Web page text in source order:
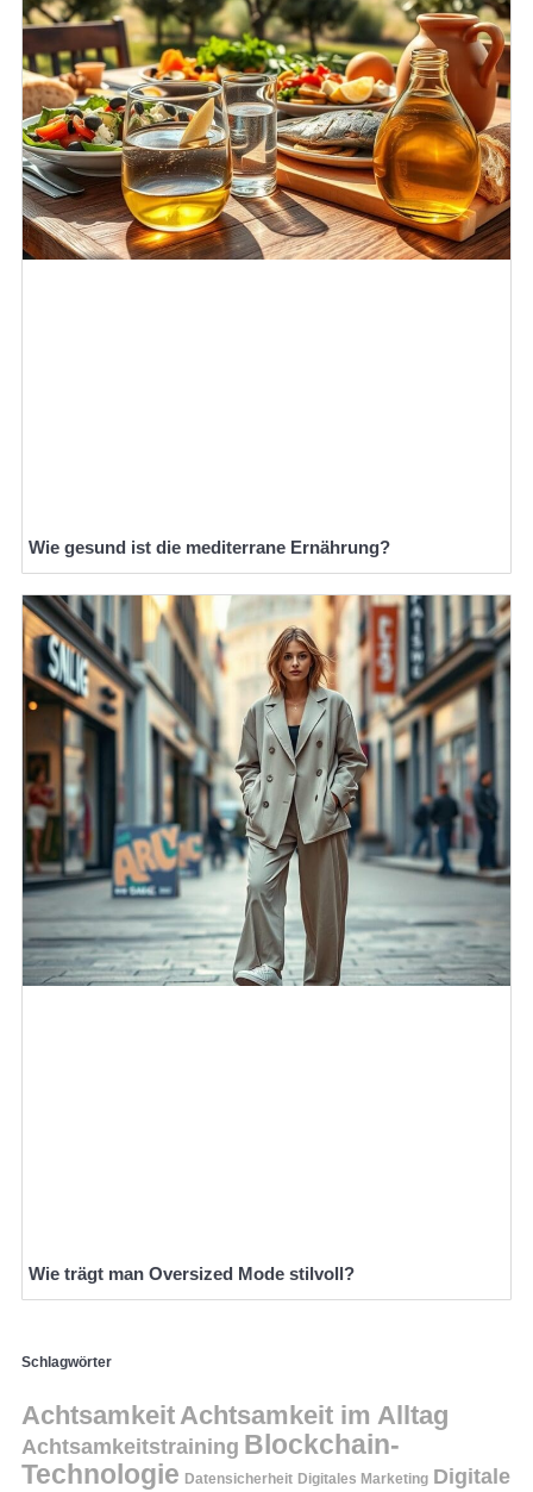
Wie gesund ist die mediterrane Ernährung?
Wie trägt man Oversized Mode stilvoll?
Schlagwörter
Achtsamkeit Achtsamkeit im Alltag
Achtsamkeitstraining Blockchain-
Technologie Datensicherheit Digitales Marketing Digitale